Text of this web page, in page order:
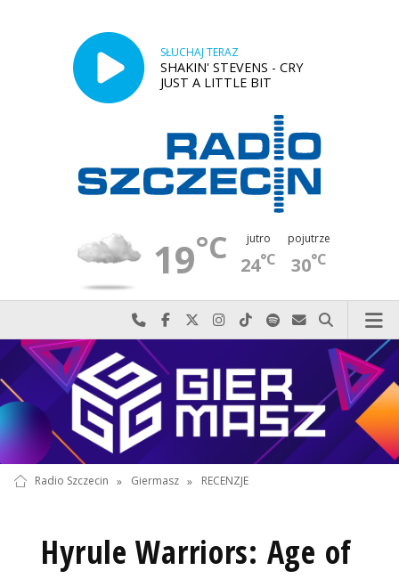
SŁUCHAJ TERAZ
SHAKIN' STEVENS - CRY
JUST A LITTLE BIT
19°C jutro
24°C
pojutrze
30°C
Najlepiej po prostu do nas zadzwoń
Odwiedź nas na Facebook-u
Odwiedź nas na X
Odwiedź nas na Instagram-ie
Odwiedź nas na TikTok-u
Szukaj nas na Spotify
Wyślij do nas
Szukaj
Radio Szczecin » Giermasz » RECENZJE
Hyrule Warriors: Age of